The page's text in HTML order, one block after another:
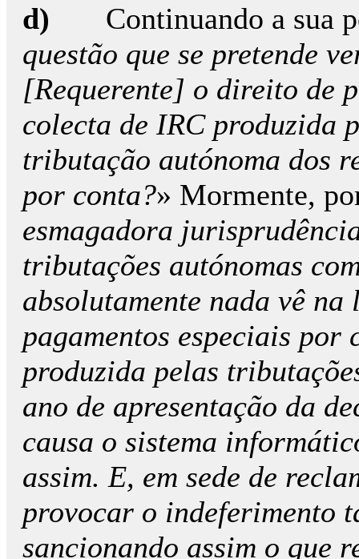
d) Continuando a sua
questão que se pretende
[Requerente] o direito de
colecta de IRC produzida
tributação autónoma dos
por conta?» Mormente,
esmagadora
tributações autónomas
absolutamente nada vê
pagamentos especiais por
produzida pelas
ano de apresentação da
causa o sistema
assim. E, em sede de
provocar o indeferimento
sancionando assim o que